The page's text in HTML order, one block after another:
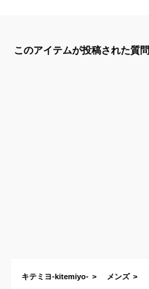
このアイテムが投稿された質問
キテミヨ-kitemiyo- メンズ